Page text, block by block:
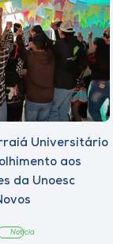
Universitário
aos
da Unoesc
Notícia